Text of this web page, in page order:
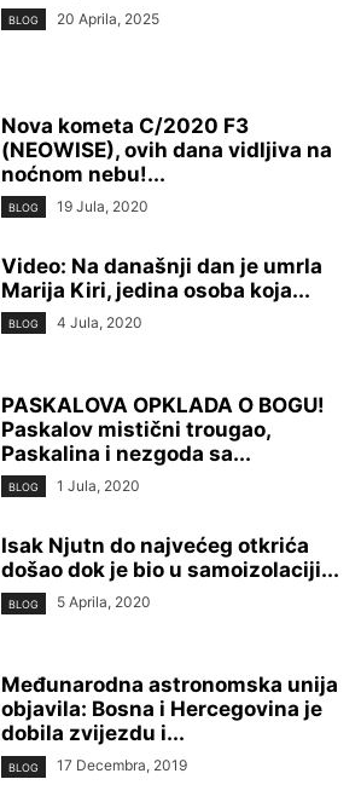
BLOG 20 Aprila, 2025
Nova kometa C/2020 F3
(NEOWISE), ovih dana vidljiva na
noćnom nebu!...
BLOG 19 Jula, 2020
Video: Na današnji dan je umrla
Marija Kiri, jedina osoba koja...
BLOG 4 Jula, 2020
PASKALOVA OPKLADA O BOGU!
Paskalov mistični trougao,
Paskalina i nezgoda sa...
BLOG 1 Jula, 2020
Isak Njutn do najvećeg otkrića
došao dok je bio u samoizolaciji...
BLOG 5 Aprila, 2020
Međunarodna astronomska unija
objavila: Bosna i Hercegovina je
dobila zvijezdu i...
BLOG 17 Decembra, 2019